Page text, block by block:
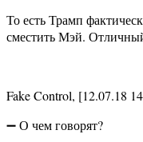
То есть Трамп
сместить Мэй.
Fake Control, [12.07.18
➖ О чем говорят?